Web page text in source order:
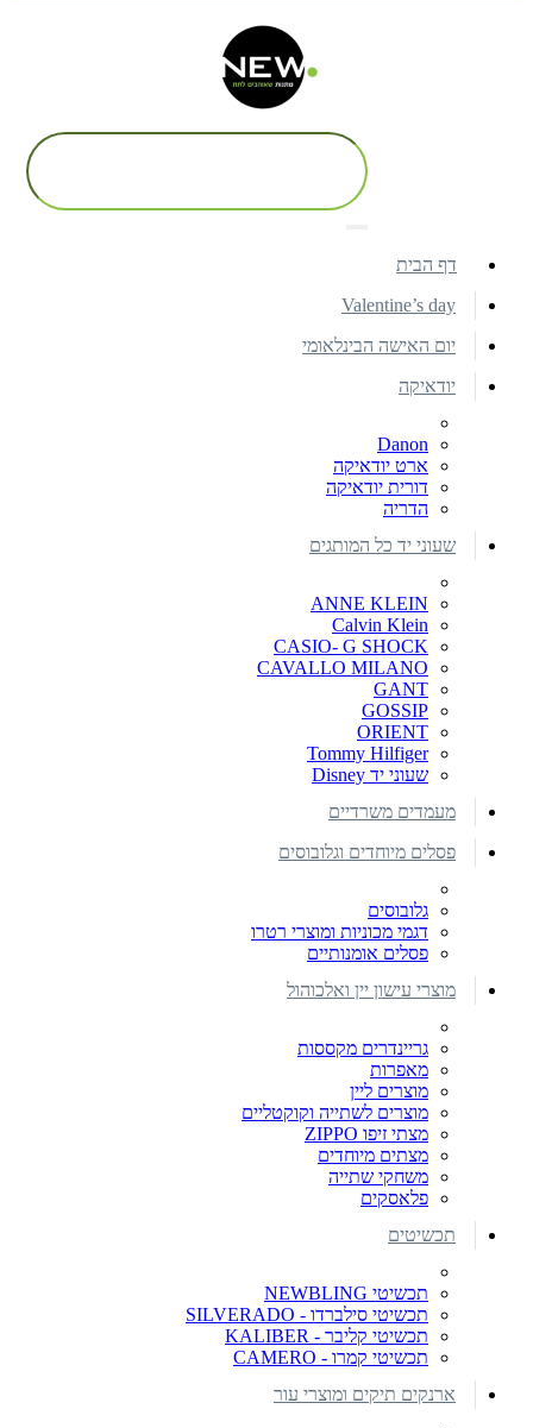
דף הבית
Valentine’s day
יום האישה הבינלאומי
יודאיקה
Danon
ארט יודאיקה
דורית יודאיקה
הדריה
שעוני יד כל המותגים
ANNE KLEIN
Calvin Klein
CASIO- G SHOCK
CAVALLO MILANO
GANT
GOSSIP
ORIENT
Tommy Hilfiger
שעוני יד Disney
מעמדים משרדיים
פסלים מיוחדים וגלובוסים
גלובוסים
דגמי מכוניות ומוצרי רטרו
פסלים אומנותיים
מוצרי עישון יין ואלכוהול
גריינדרים מקססות
מאפרות
מוצרים ליין
מוצרים לשתייה וקוקטליים
מצתי זיפו ZIPPO
מצתים מיוחדים
משחקי שתייה
פלאסקים
תכשיטים
תכשיטי NEWBLING
תכשיטי סילברדו - SILVERADO
תכשיטי קליבר - KALIBER
תכשיטי קמרו - CAMERO
ארנקים תיקים ומוצרי עור